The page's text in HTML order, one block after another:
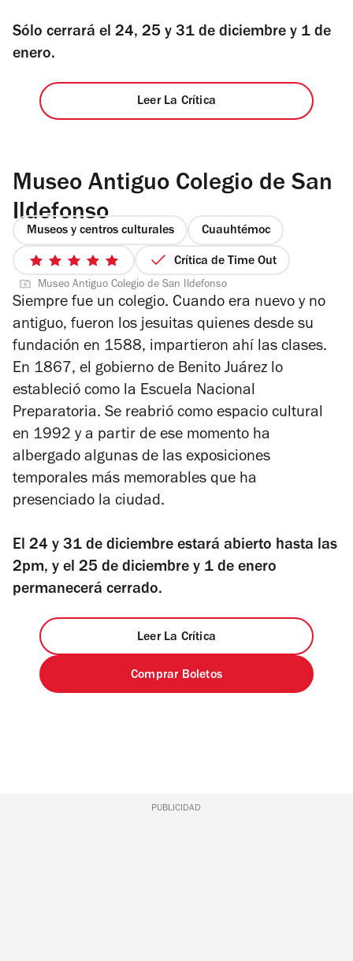
Sólo cerrará el 24, 25 y 31 de diciembre y 1 de
enero.
Leer La Crítica
Museo Antiguo Colegio de San
Ildefonso
Museos y centros culturales Cuauhtémoc
5
de
5
estrellas
Crítica de Time Out
Museo Antiguo Colegio de San Ildefonso
Siempre fue un colegio. Cuando era nuevo y no
antiguo, fueron los jesuitas quienes desde su
fundación en 1588, impartieron ahí las clases.
En 1867, el gobierno de Benito Juárez lo
estableció como la Escuela Nacional
Preparatoria. Se reabrió como espacio cultural
en 1992 y a partir de ese momento ha
albergado algunas de las exposiciones
temporales más memorables que ha
presenciado la ciudad.
El 24 y 31 de diciembre estará abierto hasta las
2pm, y el 25 de diciembre y 1 de enero
permanecerá cerrado.
Leer La Crítica
Comprar Boletos
PUBLICIDAD